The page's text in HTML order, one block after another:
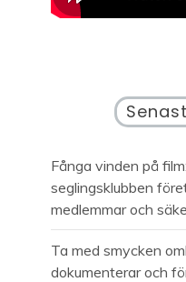
Fånga vinden på
seglingsklubben
medlemmar och
Ta med smycken
dokumenterar och